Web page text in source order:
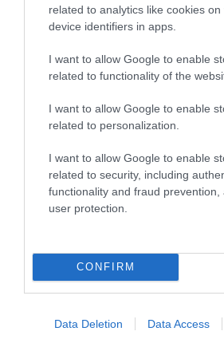
related to analytics like cookies on
device identifiers in apps.
I want to allow Google to enable
related to functionality of the
I want to allow Google to enable
related to personalization.
I want to allow Google to enable
related to security, including
functionality and fraud prevention,
user protection.
CONFIRM
Data Deletion Data Access
PRONEWS.GR /ΔΙΕΘΝΗΣ ΠΟΛΙΤΙΚΗ
Έδωσε ο Ντόναλντ Τραμπ
δαχτυλίδι της διαδοχής
Post
06.08.2026 | 19:47